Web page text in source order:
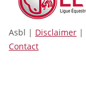
Asbl | Disclaimer |
Contact